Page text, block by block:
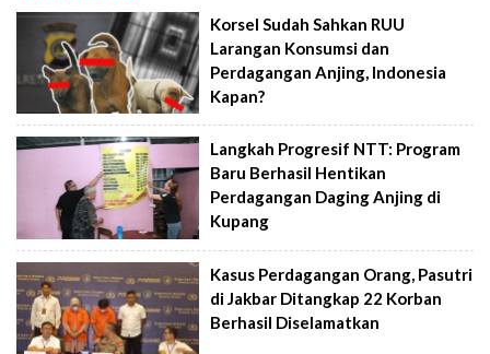
Korsel Sudah Sahkan RUU
Larangan Konsumsi dan
Perdagangan Anjing, Indonesia
Kapan?
Langkah Progresif NTT: Program
Baru Berhasil Hentikan
Perdagangan Daging Anjing di
Kupang
Kasus Perdagangan Orang, Pasutri
di Jakbar Ditangkap 22 Korban
Berhasil Diselamatkan